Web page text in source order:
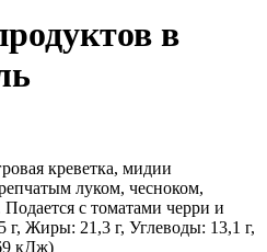
в
креветка, мидии
луком, чесноком,
с томатами черри и
г, Жиры: 21,3 г, Углеводы: 13,1 г,
кДж)